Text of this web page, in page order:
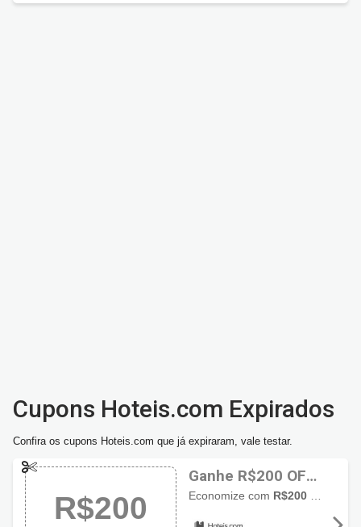
Cupons Hoteis.com Expirados
Confira os cupons Hoteis.com que já expiraram, vale testar.
R$200
Ganhe R$200 OFF
usando cupom
Economize com R$200 de desconto